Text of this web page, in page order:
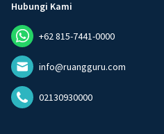
Hubungi Kami
+62 815-7441-0000
info@ruangguru.com
02130930000